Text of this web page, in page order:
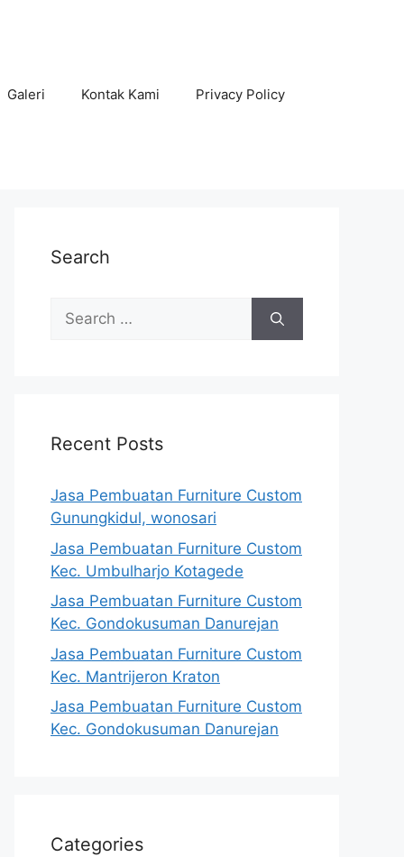
Galeri Kontak Kami Privacy Policy
Search
Search
for:
Recent Posts
Jasa Pembuatan Furniture Custom
Gunungkidul, wonosari
Jasa Pembuatan Furniture Custom
Kec. Umbulharjo Kotagede
Jasa Pembuatan Furniture Custom
Kec. Gondokusuman Danurejan
Jasa Pembuatan Furniture Custom
Kec. Mantrijeron Kraton
Jasa Pembuatan Furniture Custom
Kec. Gondokusuman Danurejan
Categories